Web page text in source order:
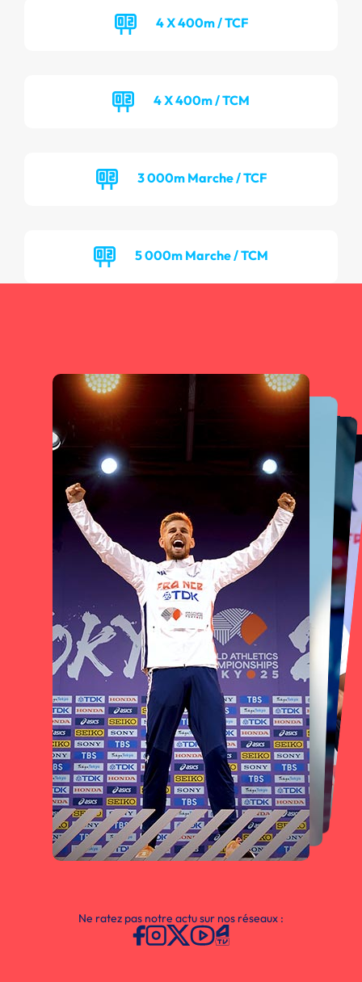
4 X 400m / TCF
4 X 400m / TCM
3 000m Marche / TCF
5 000m Marche / TCM
Ne ratez pas notre actu sur nos réseaux :